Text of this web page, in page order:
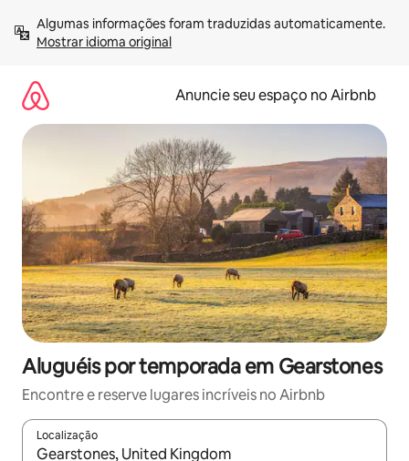
para
Mostrar idioma original
Anuncie seu espaço no Airbnb
Aluguéis por temporada em Gearstones
Encontre e reserve lugares incríveis no Airbnb
Localização
Quando os resultados estiverem disponíveis, explore-os